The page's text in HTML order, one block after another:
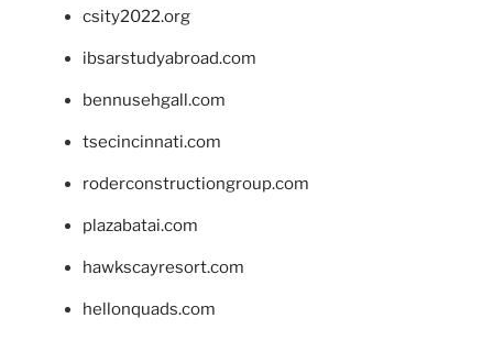
csity2022.org
ibsarstudyabroad.com
bennusehgall.com
tsecincinnati.com
roderconstructiongroup.com
plazabatai.com
hawkscayresort.com
hellonquads.com